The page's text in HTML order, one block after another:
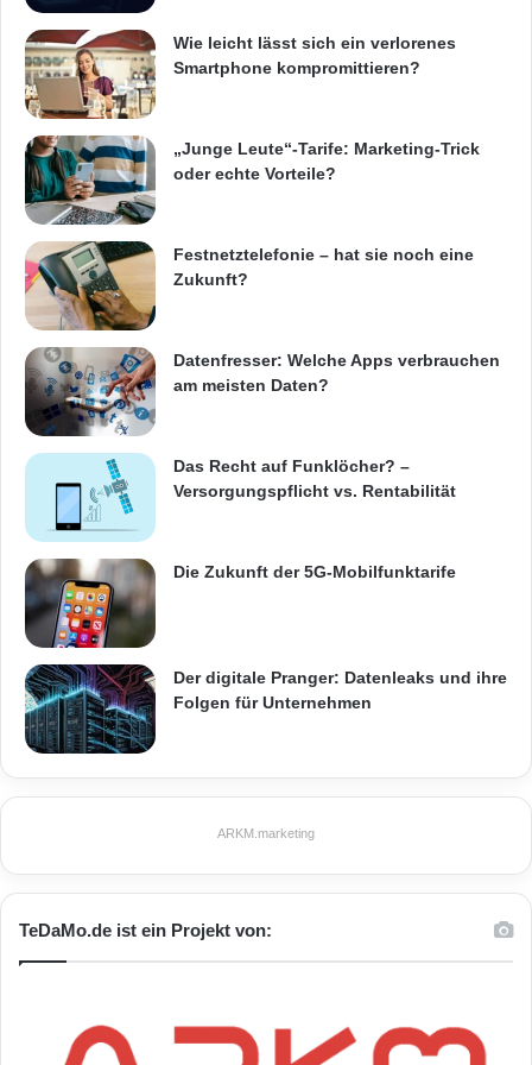
nach und nach reaktivieren. Auf diese Weise
sieht man, welches Plug-in schuld sein
könnte.“
Quelle: ots
CMS
Google Authenticator
Log-in-Prozess Plug-ins
c
h
ä
s
n
E
u
r
o
p
a
Wie leicht lässt sich ein verlorenes
Smartphone kompromittieren?
„Junge Leute“-Tarife: Marketing-Trick
oder echte Vorteile?
Festnetztelefonie – hat sie noch eine
Zukunft?
Datenfresser: Welche Apps verbrauchen
am meisten Daten?
Das Recht auf Funklöcher? –
Versorgungspflicht vs. Rentabilität
Die Zukunft der 5G-Mobilfunktarife
Der digitale Pranger: Datenleaks und ihre
Folgen für Unternehmen
ARKM.marketing
TeDaMo.de ist ein Projekt von: